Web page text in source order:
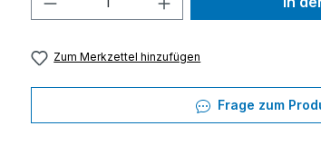
Zum Merkzettel hinzufügen
Frage zum